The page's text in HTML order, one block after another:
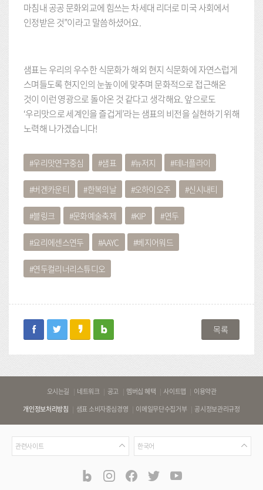
마침내 공공 문화외교에 힘쓰는 차세대 리더로 미국 사회에서
인정받은 것”이라고 말씀하셨어요.
샘표는 우리의 우수한 식문화가 해외 현지 식문화에 자연스럽게
스며들도록 현지인의 눈높이에 맞추며 문화적으로 접근해온
것이 이런 영광으로 돌아온 것 같다고 생각해요. 앞으로도
‘우리맛으로 세계인을 즐겁게’라는 샘표의 비전을 실현하기 위해
노력해 나가겠습니다!
우리맛연구중심 샘표 뉴저지 테너플라이
버겐카운티 한복의날 오하이오주 신시내티
블링크 문화예술축제 KIP 연두
요리에센스연두 AAYC 베지어워드
연두컬리너리스튜디오
facebooktwitterkakaostory
blog 목록
오시는길 네트워크 공고 멤버십 혜택 사이트맵
이용약관
개인정보처리방침
샘표 소비자중심경영 이메일무단수집거부 공시정보관리규정
관
련
관련사이트
언
어
한국어
blog instagramfacebook
twitter